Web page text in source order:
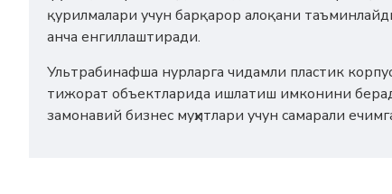
қурилмалари учун барқарор алоқани
анча енгиллаштиради.
Ультрабинафша нурларга чидамли пластик
тижорат объектларида ишлатиш имконини
замонавий бизнес муҳитлари учун самарали